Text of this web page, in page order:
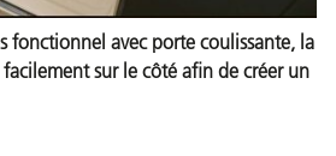
fonctionnel avec porte coulissante, la
sur le côté afin de créer un